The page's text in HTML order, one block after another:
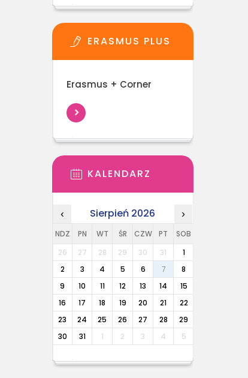
ERASMUS PLUS
Erasmus + Corner
KALENDARZ
‹ Sierpień 2026 ›
NDZ PN WT ŚR CZW PT
SOB
26
27 28 29 30 31
1
2
3 4 5 6 7
8
9
10 11 12 13 14
15
16
17 18 19 20 21
22
23
24 25 26 27 28
29
30
31 1 2 3 4 5